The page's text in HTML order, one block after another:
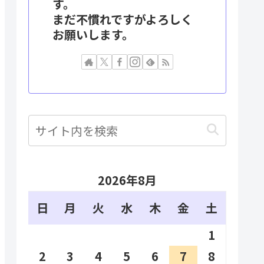
す。
まだ不慣れですがよろしく
お願いします。
2026年8月
日
月 火 水 木 金
土
1
2
3 4 5 6 7 8